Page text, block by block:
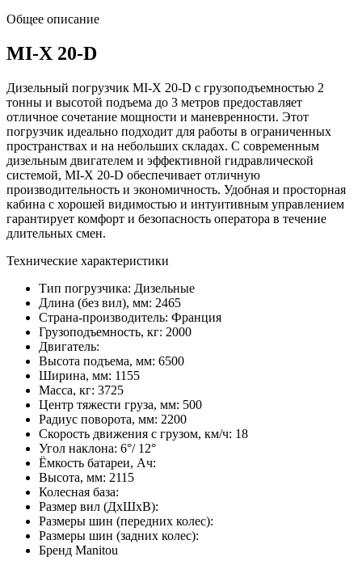
Общее описание
MI-X 20-D
Дизельный погрузчик MI-X 20-D с грузоподъемностью 2
тонны и высотой подъема до 3 метров предоставляет
отличное сочетание мощности и маневренности. Этот
погрузчик идеально подходит для работы в ограниченных
пространствах и на небольших складах. С современным
дизельным двигателем и эффективной гидравлической
системой, MI-X 20-D обеспечивает отличную
производительность и экономичность. Удобная и просторная
кабина с хорошей видимостью и интуитивным управлением
гарантирует комфорт и безопасность оператора в течение
длительных смен.
Технические характеристики
Тип погрузчика: Дизельные
Длина (без вил), мм: 2465
Страна-производитель: Франция
Грузоподъемность, кг: 2000
Двигатель:
Высота подъема, мм: 6500
Ширина, мм: 1155
Масса, кг: 3725
Центр тяжести груза, мм: 500
Радиус поворота, мм: 2200
Скорость движения с грузом, км/ч: 18
Угол наклона: 6°/ 12°
Ёмкость батареи, Ач:
Высота, мм: 2115
Колесная база:
Размер вил (ДхШхВ):
Размеры шин (передних колес):
Размеры шин (задних колес):
Бренд Manitou